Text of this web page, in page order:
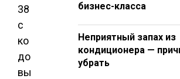
38
с
ко
до
вы
бизнес-класса
Неприятный запах из
кондиционера —
убрать